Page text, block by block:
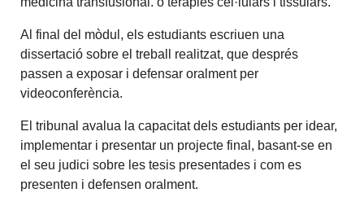
Al final del mòdul, els estudiants escriuen una
dissertació sobre el treball realitzat, que després
passen a exposar i defensar oralment per
videoconferència.
El tribunal avalua la capacitat dels estudiants per idear,
implementar i presentar un projecte final, basant-se en
el seu judici sobre les tesis presentades i com es
presenten i defensen oralment.